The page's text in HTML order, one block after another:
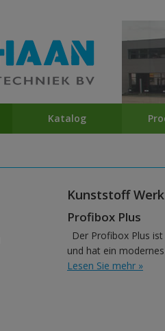
Katalog
Kunststoff
Profibox Plus
Der Profibox Plus
und hat ein
Lesen Sie mehr »